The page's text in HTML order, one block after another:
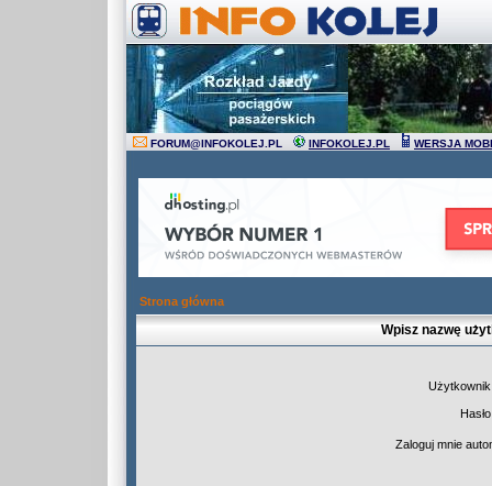
FORUM@INFOKOLEJ.PL INFOKOLEJ.PL WERSJA
Strona główna
Wpisz nazwę
Zaloguj mnie